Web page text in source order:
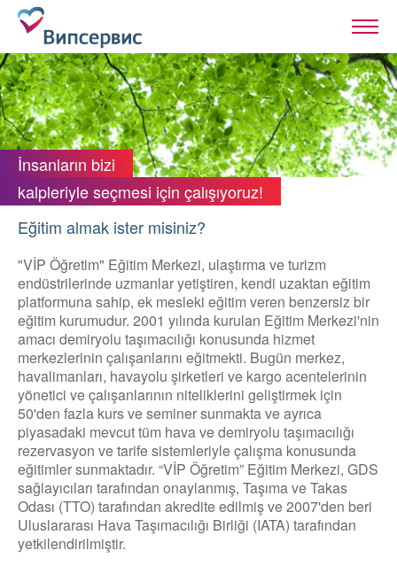
İnsanların bizi
kalpleriyle seçmesi için çalışıyoruz!
Eğitim almak ister misiniz?
"VİP Öğretim" Eğitim Merkezi, ulaştırma ve turizm
endüstrilerinde uzmanlar yetiştiren, kendi uzaktan eğitim
platformuna sahip, ek mesleki eğitim veren benzersiz bir
eğitim kurumudur. 2001 yılında kurulan Eğitim Merkezi'nin
amacı demiryolu taşımacılığı konusunda hizmet
merkezlerinin çalışanlarını eğitmekti. Bugün merkez,
havalimanları, havayolu şirketleri ve kargo acentelerinin
yönetici ve çalışanlarının niteliklerini geliştirmek için
50'den fazla kurs ve seminer sunmakta ve ayrıca
piyasadaki mevcut tüm hava ve demiryolu taşımacılığı
rezervasyon ve tarife sistemleriyle çalışma konusunda
eğitimler sunmaktadır. “VİP Öğretim” Eğitim Merkezi, GDS
sağlayıcıları tarafından onaylanmış, Taşıma ve Takas
Odası (TTO) tarafından akredite edilmiş ve 2007'den beri
Uluslararası Hava Taşımacılığı Birliği (IATA) tarafından
yetkilendirilmiştir.